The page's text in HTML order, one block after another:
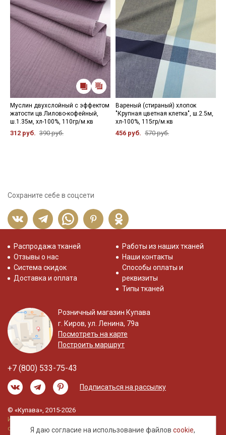
Муслин двухслойный с эффектом
жатости цв.Лилово-кофейный,
ш.1.35м, хл-100%, 110гр/м.кв
312 руб. 390 руб.
Вареный (стираный) хлопок
"Крупная цветная клетка", ш.2.5м,
хл-100%, 115гр/м.кв
456 руб. 570 руб.
Сохраните себе в соцсети
Я даю согласие на использование файловcookie,
Распродажа тканей
Отзывы о нас
Система скидок
Доставка и оплата
Работы из наших тканей
Наши контакты
Способы оплаты и
реквизиты
Типы тканей
Розничный магазин Купава
г. Киров, ул. Ленина, 79а
Посмотреть на карте
Построить маршрут
+7 (800) 533-75-43
Подписаться на рассылку
© «Купава», 2015-2026
Информация на сайте не является публичной
офертой.